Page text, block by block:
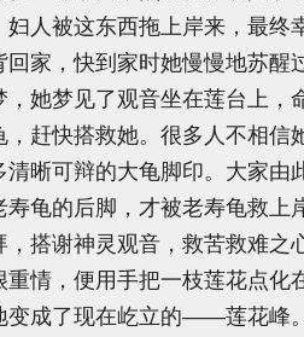
人被这东西拖上岸来，最终
家，快到家时她慢慢地苏醒
她梦见了观音坐在莲台上，
赶快搭救她。很多人不相信
晰可辩的大龟脚印。大家由
龟的后脚，才被老寿龟救上
搭谢神灵观音，救苦救难之
重情，便用手把一枝莲花点化
变成了现在屹立的——莲花峰